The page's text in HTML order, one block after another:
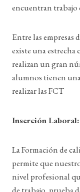
encuentran trabajo
Entre las empresas
existe una
realizan un gran
alumnos tienen
realizar las FCT
Inserción Laboral:
La Formación de
permite que
nivel profesional